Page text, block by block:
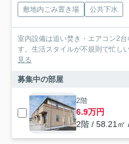
敷地内ごみ置き場 公共下水
室内設備は追い焚き・エアコン2
す。生活スタイルが不規則で忙し
見る
募集中の部屋
2階
6.9万円
2階 / 58.21㎡